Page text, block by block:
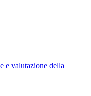
e valutazione della